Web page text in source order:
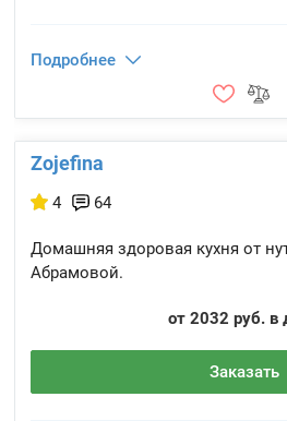
Подробнее
Zojefina
4 64
Домашняя здоровая кухня от
Абрамовой.
от 2032 руб. в
Заказать